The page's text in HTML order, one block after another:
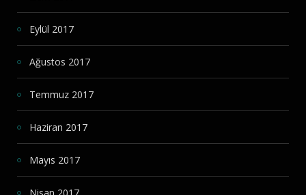
Eylül 2017
Ağustos 2017
Temmuz 2017
Haziran 2017
Mayıs 2017